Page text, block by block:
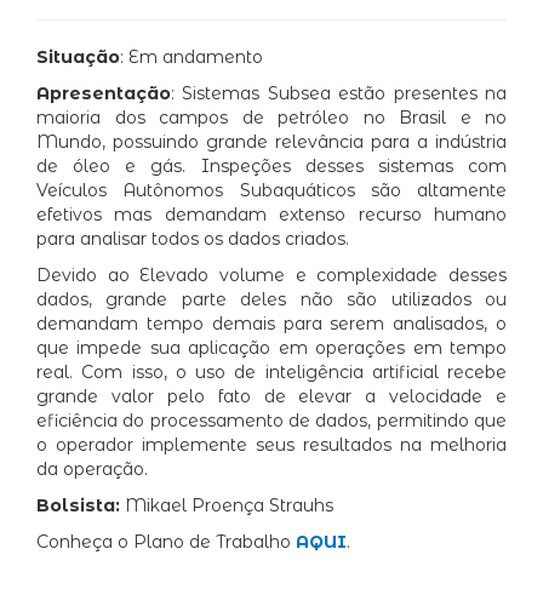
Situação: Em andamento
Apresentação: Sistemas Subsea estão presentes na
maioria dos campos de petróleo no Brasil e no
Mundo, possuindo grande relevância para a indústria
de óleo e gás. Inspeções desses sistemas com
Veículos Autônomos Subaquáticos são altamente
efetivos mas demandam extenso recurso humano
para analisar todos os dados criados.
Devido ao Elevado volume e complexidade desses
dados, grande parte deles não são utilizados ou
demandam tempo demais para serem analisados, o
que impede sua aplicação em operações em tempo
real. Com isso, o uso de inteligência artificial recebe
grande valor pelo fato de elevar a velocidade e
eficiência do processamento de dados, permitindo que
o operador implemente seus resultados na melhoria
da operação.
Bolsista: Mikael Proença Strauhs
Conheça o Plano de Trabalho AQUI.